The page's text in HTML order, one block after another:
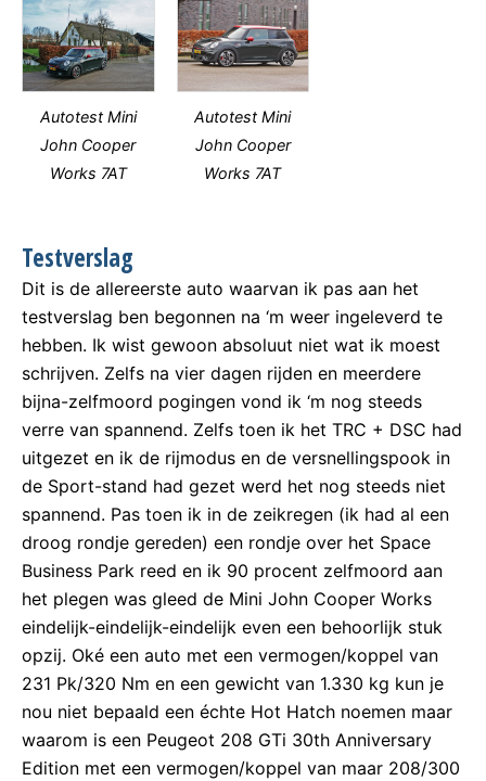
Autotest Mini
John Cooper
Works 7AT
Autotest Mini
John Cooper
Works 7AT
Testverslag
Dit is de allereerste auto waarvan ik pas aan het
testverslag ben begonnen na ‘m weer ingeleverd te
hebben. Ik wist gewoon absoluut niet wat ik moest
schrijven. Zelfs na vier dagen rijden en meerdere
bijna-zelfmoord pogingen vond ik ‘m nog steeds
verre van spannend. Zelfs toen ik het TRC + DSC had
uitgezet en ik de rijmodus en de versnellingspook in
de Sport-stand had gezet werd het nog steeds niet
spannend. Pas toen ik in de zeikregen (ik had al een
droog rondje gereden) een rondje over het Space
Business Park reed en ik 90 procent zelfmoord aan
het plegen was gleed de Mini John Cooper Works
eindelijk-eindelijk-eindelijk even een behoorlijk stuk
opzij. Oké een auto met een vermogen/koppel van
231 Pk/320 Nm en een gewicht van 1.330 kg kun je
nou niet bepaald een échte Hot Hatch noemen maar
waarom is een Peugeot 208 GTi 30th Anniversary
Edition met een vermogen/koppel van maar 208/300